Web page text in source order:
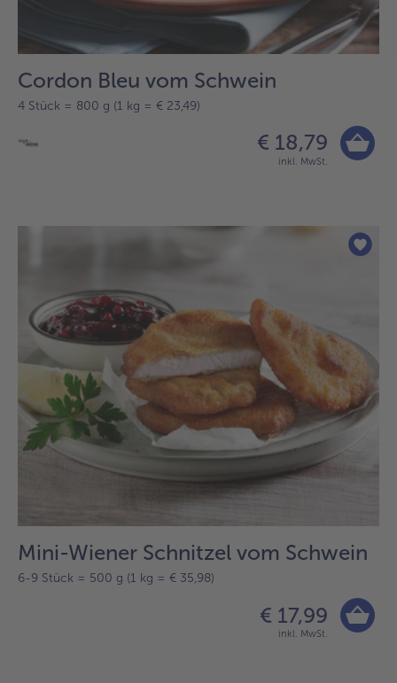
Cordon Bleu vom Schwein
4 Stück = 800 g (1 kg = € 23,49)
€ 18,79
inkl. MwSt.
Mini-Wiener Schnitzel vom Schwein
6-9 Stück = 500 g (1 kg = € 35,98)
€ 17,99
inkl. MwSt.